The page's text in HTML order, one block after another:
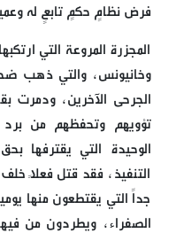
فرض نظامٍ حكمٍ تابعٍ له
المجزرة المروعة التي
الجرحى الآخرين، ودمرت
تؤويهم وتحفظهم من برد
الوحيدة التي يقترفها
التنفيذ، فقد قتل فعلاً
جداً التي يقتطعون منها
الصفراء، ويطردون من